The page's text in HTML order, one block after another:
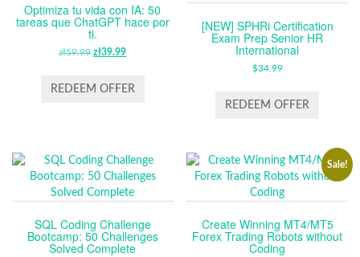
Optimiza tu vida con IA: 50
tareas que ChatGPT hace por
ti.
zł59.99 ORIGINAL
WAS:
zł39.99CURRENT
IS:
REDEEM OFFER
[NEW] SPHRi Certification
Exam Prep Senior HR
International
$34.99
REDEEM OFFER
SQL Coding Challenge
Bootcamp: 50 Challenges
Solved Complete
Sale!
Create Winning MT4/MT5
Forex Trading Robots without
Coding